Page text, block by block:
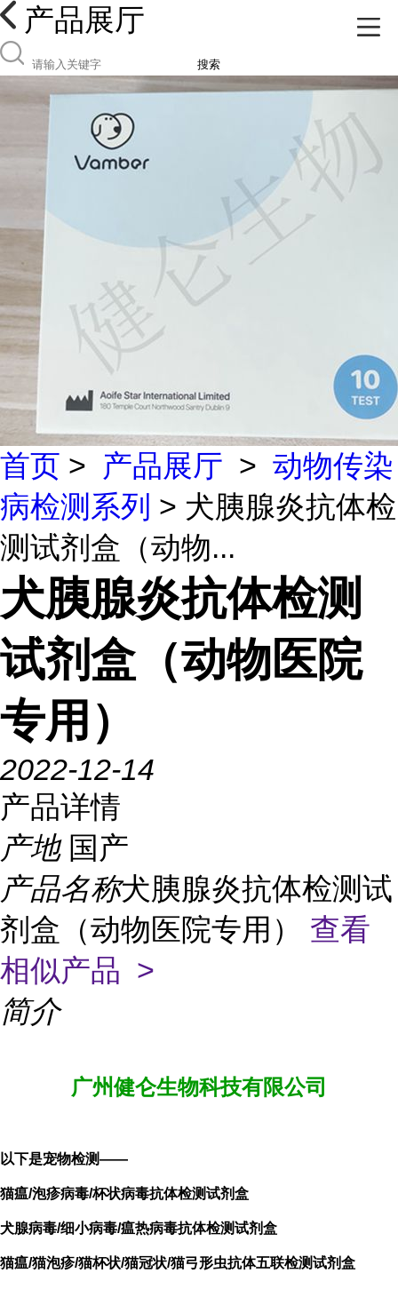
产品展厅
搜索
首页 > 产品展厅 > 动物传染
病检测系列 > 犬胰腺炎抗体检
测试剂盒（动物...
犬胰腺炎抗体检测
试剂盒（动物医院
专用）
2022-12-14
产品详情
产地 国产
产品名称犬胰腺炎抗体检测试
剂盒（动物医院专用） 查看
相似产品 >
简介
广州健仑生物科技有限公司
以下是宠物检测——
猫瘟/泡疹病毒/杯状病毒抗体检测试剂盒
犬腺病毒/细小病毒/瘟热病毒抗体检测试剂盒
猫瘟/猫泡疹/猫杯状/猫冠状/猫弓形虫抗体五联检测试剂盒